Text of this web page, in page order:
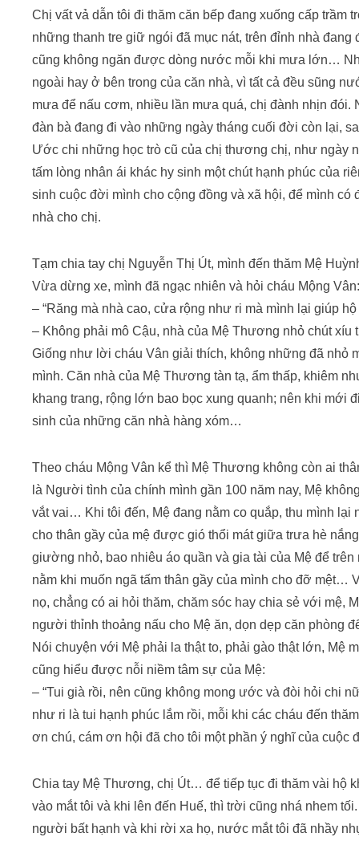
Chị vất vả dẫn tôi đi thăm căn bếp đang xuống cấp trầm
những thanh tre giữ ngói đã mục nát, trên đỉnh nhà
cũng không ngăn được dòng nước mỗi khi mưa lớn…
ngoài hay ở bên trong của căn nhà, vì tất cả đều sũng
mưa để nấu cơm, nhiều lần mưa quá, chị đành nhịn
đàn bà đang đi vào những ngày tháng cuối đời còn lại,
Ước chi những học trò cũ của chị thương chị, như ngày
tấm lòng nhân ái khác hy sinh một chút hạnh phúc của
sinh cuộc đời mình cho cộng đồng và xã hội, để mình có
nhà cho chị.
Tạm chia tay chị Nguyễn Thị Út, mình đến thăm Mệ
Vừa dừng xe, mình đã ngạc nhiên và hỏi cháu Mộng Vân:
– “Răng mà nhà cao, cửa rộng như ri mà mình lại giúp hộ
– Không phải mô Cậu, nhà của Mệ Thương nhỏ chút
Giống như lời cháu Vân giải thích, không những đã nhỏ
mình. Căn nhà của Mệ Thương tàn tạ, ẩm thấp, khiêm
khang trang, rộng lớn bao bọc xung quanh; nên khi mới
sinh của những căn nhà hàng xóm…
Theo cháu Mộng Vân kể thì Mệ Thương không còn ai
là Người tình của chính mình gần 100 năm nay, Mệ
vắt vai… Khi tôi đến, Mệ đang nằm co quắp, thu mình lại
cho thân gầy của mệ được gió thổi mát giữa trưa hè
giường nhỏ, bao nhiêu áo quần và gia tài của Mệ để
nằm khi muốn ngã tấm thân gầy của mình cho đỡ mệt…
nọ, chẳng có ai hỏi thăm, chăm sóc hay chia sẻ với mệ,
người thỉnh thoảng nấu cho Mệ ăn, dọn dẹp căn phòng
Nói chuyện với Mệ phải la thật to, phải gào thật lớn, Mệ
cũng hiểu được nỗi niềm tâm sự của Mệ:
– “Tui già rồi, nên cũng không mong ước và đòi hỏi chi
như ri là tui hạnh phúc lắm rồi, mỗi khi các cháu đến
ơn chú, cám ơn hội đã cho tôi một phần ý nghĩ của cuộc
Chia tay Mệ Thương, chị Út… để tiếp tục đi thăm vài hộ
vào mắt tôi và khi lên đến Huế, thì trời cũng nhá nhem
người bất hạnh và khi rời xa họ, nước mắt tôi đã nhầy